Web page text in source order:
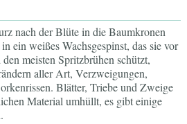
nach der Blüte in die Baumkronen
ein weißes Wachsgespinst, das sie vor
meisten Spritzbrühen schützt,
aller Art, Verzweigungen,
Blätter, Triebe und Zweige
Material umhüllt, es gibt einige